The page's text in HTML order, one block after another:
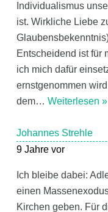
Individualismus
ist. Wirkliche Liebe
Entscheidend ist für
ich mich dafür
ernstgenommen
dem… Weiterlesen »
Johannes Strehle
9 Jahre vor
Ich bleibe dabei:
einen
Kirchen geben. Für